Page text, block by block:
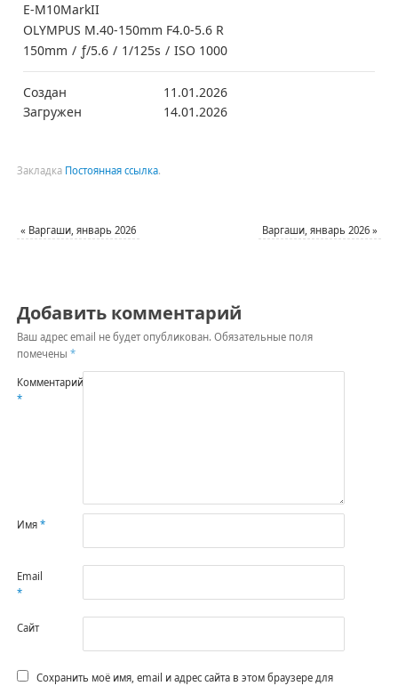
E-M10MarkII
OLYMPUS M.40-150mm F4.0-5.6 R
150mm / ƒ/5.6 / 1/125s / ISO 1000
Создан
11.01.2026
Загружен
14.01.2026
Закладка Постоянная ссылка.
« Варгаши, январь 2026 Варгаши, январь 2026»
Добавить комментарий
Ваш адрес email не будет опубликован. Обязательные поля
помечены *
Комментарий
*
Имя *
Email
*
Сайт
Сохранить моё имя, email и адрес сайта в этом браузере для